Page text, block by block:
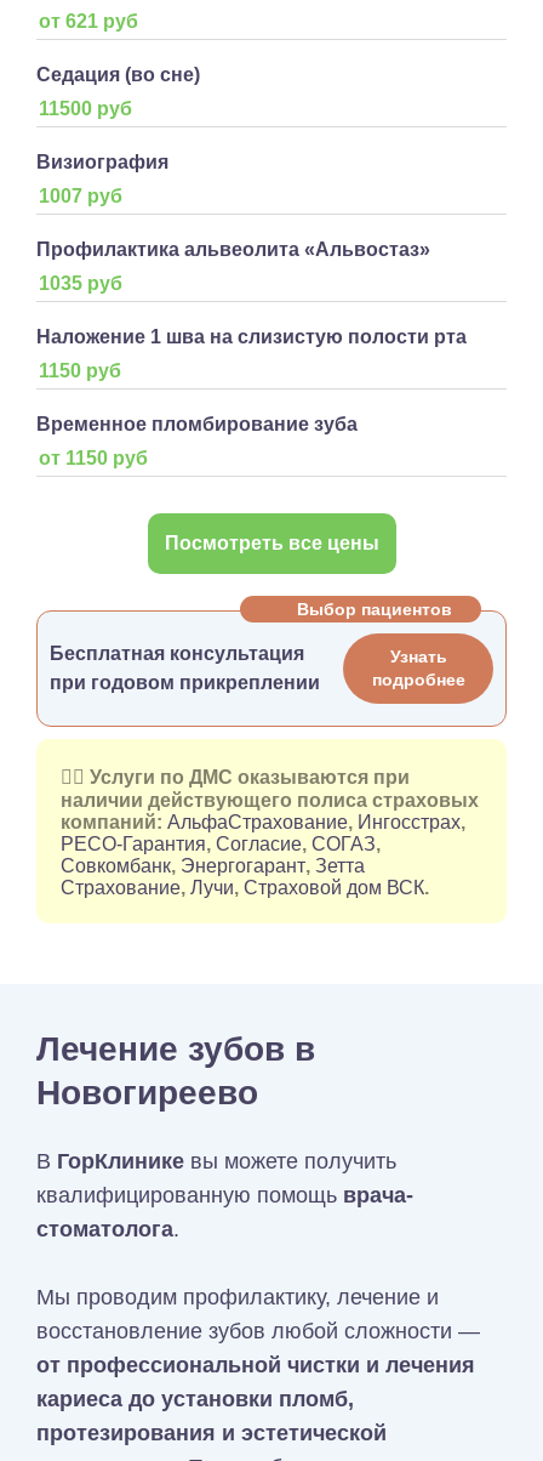
от 621 руб
Седация (во сне)
11500 руб
Визиография
1007 руб
Профилактика альвеолита «Альвостаз»
1035 руб
Наложение 1 шва на слизистую полости рта
1150 руб
Временное пломбирование зуба
от 1150 руб
Посмотреть все цены
Выбор пациентов
Бесплатная консультация
при годовом прикреплении
Узнать
подробнее
👉🏻 Услуги по ДМС оказываются при
наличии действующего полиса страховых
компаний: АльфаСтрахование, Ингосстрах,
РЕСО-Гарантия, Согласие, СОГАЗ,
Совкомбанк, Энергогарант, Зетта
Страхование, Лучи, Страховой дом ВСК.
Лечение зубов в
Новогиреево
В ГорКлинике вы можете получить
квалифицированную помощь врача-
стоматолога.
Мы проводим профилактику, лечение и
восстановление зубов любой сложности —
от профессиональной чистки и лечения
кариеса до установки пломб,
протезирования и эстетической